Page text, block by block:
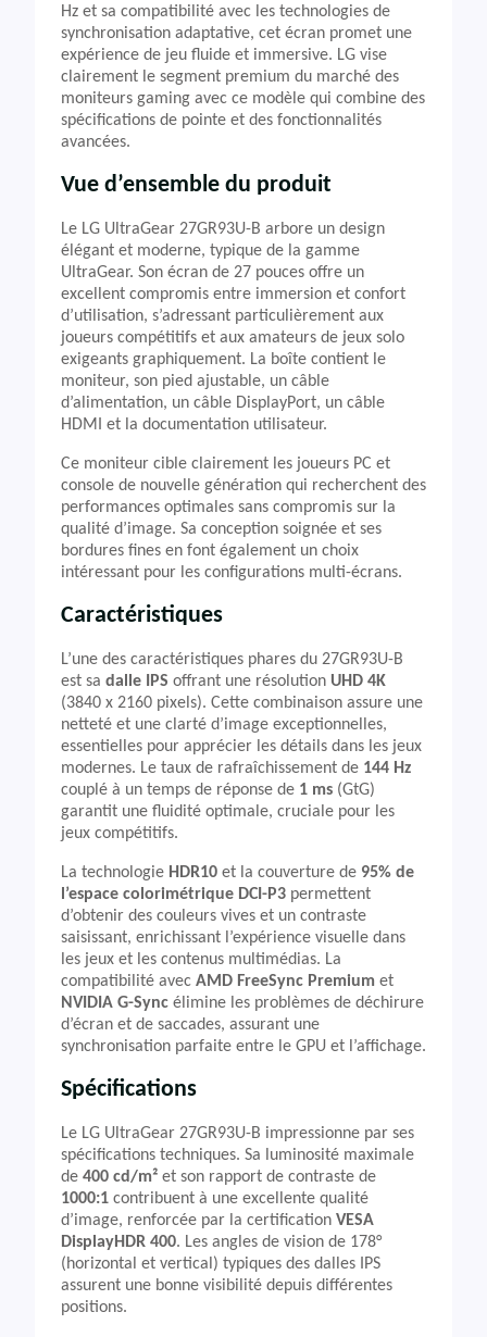
Hz et sa compatibilité avec les technologies de
synchronisation adaptative, cet écran promet une
expérience de jeu fluide et immersive. LG vise
clairement le segment premium du marché des
moniteurs gaming avec ce modèle qui combine des
spécifications de pointe et des fonctionnalités
avancées.
Vue d’ensemble du produit
Le LG UltraGear 27GR93U-B arbore un design
élégant et moderne, typique de la gamme
UltraGear. Son écran de 27 pouces offre un
excellent compromis entre immersion et confort
d’utilisation, s’adressant particulièrement aux
joueurs compétitifs et aux amateurs de jeux solo
exigeants graphiquement. La boîte contient le
moniteur, son pied ajustable, un câble
d’alimentation, un câble DisplayPort, un câble
HDMI et la documentation utilisateur.
Ce moniteur cible clairement les joueurs PC et
console de nouvelle génération qui recherchent des
performances optimales sans compromis sur la
qualité d’image. Sa conception soignée et ses
bordures fines en font également un choix
intéressant pour les configurations multi-écrans.
Caractéristiques
L’une des caractéristiques phares du 27GR93U-B
est sa dalle IPS offrant une résolution UHD 4K
(3840 x 2160 pixels). Cette combinaison assure une
netteté et une clarté d’image exceptionnelles,
essentielles pour apprécier les détails dans les jeux
modernes. Le taux de rafraîchissement de 144 Hz
couplé à un temps de réponse de 1 ms (GtG)
garantit une fluidité optimale, cruciale pour les
jeux compétitifs.
La technologie HDR10 et la couverture de 95% de
l’espace colorimétrique DCI-P3 permettent
d’obtenir des couleurs vives et un contraste
saisissant, enrichissant l’expérience visuelle dans
les jeux et les contenus multimédias. La
compatibilité avec AMD FreeSync Premium et
NVIDIA G-Sync élimine les problèmes de déchirure
d’écran et de saccades, assurant une
synchronisation parfaite entre le GPU et l’affichage.
Spécifications
Le LG UltraGear 27GR93U-B impressionne par ses
spécifications techniques. Sa luminosité maximale
de 400 cd/m² et son rapport de contraste de
1000:1 contribuent à une excellente qualité
d’image, renforcée par la certification VESA
DisplayHDR 400. Les angles de vision de 178°
(horizontal et vertical) typiques des dalles IPS
assurent une bonne visibilité depuis différentes
positions.